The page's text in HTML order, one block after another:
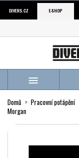
DIVERS.CZ E-SHOP

Domů Pracovní potápění
Morgan